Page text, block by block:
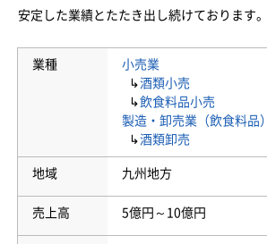
安定した業績とたたき出し続けております。
業種
小売業
↳酒類小売
↳飲食料品小売
製造・卸売業（飲食料品）
↳酒類卸売
地域 九州地方
売上高 5億円～10億円